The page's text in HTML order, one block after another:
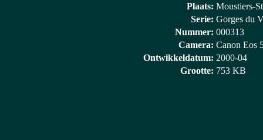
Plaats: Moustiers-
Serie: Gorges du
Nummer: 000313
Camera: Canon Eos
Ontwikkeldatum: 2000-04
Grootte: 753 KB